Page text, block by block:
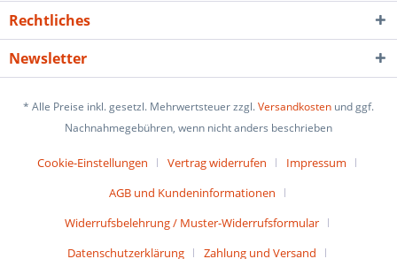
Rechtliches
Newsletter
* Alle Preise inkl. gesetzl. Mehrwertsteuer zzgl.Versandkosten und ggf.
Nachnahmegebühren, wenn nicht anders beschrieben
Cookie-Einstellungen Vertrag widerrufen
Impressum
AGB und Kundeninformationen
Widerrufsbelehrung / Muster-Widerrufsformular
Datenschutzerklärung
Zahlung und Versand